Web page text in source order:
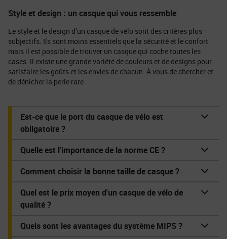
Style et design : un casque qui vous ressemble
Le style et le design d’un casque de vélo sont des critères plus
subjectifs. Ils sont moins essentiels que la sécurité et le confort
mais il est possible de trouver un casque qui coche toutes les
cases. Il existe une grande variété de couleurs et de designs pour
satisfaire les goûts et les envies de chacun. À vous de chercher et
de dénicher la perle rare.
Est-ce que le port du casque de vélo est
obligatoire ?
Quelle est l'importance de la norme CE ?
Comment choisir la bonne taille de casque ?
Quel est le prix moyen d'un casque de vélo de
qualité ?
Quels sont les avantages du système MIPS ?